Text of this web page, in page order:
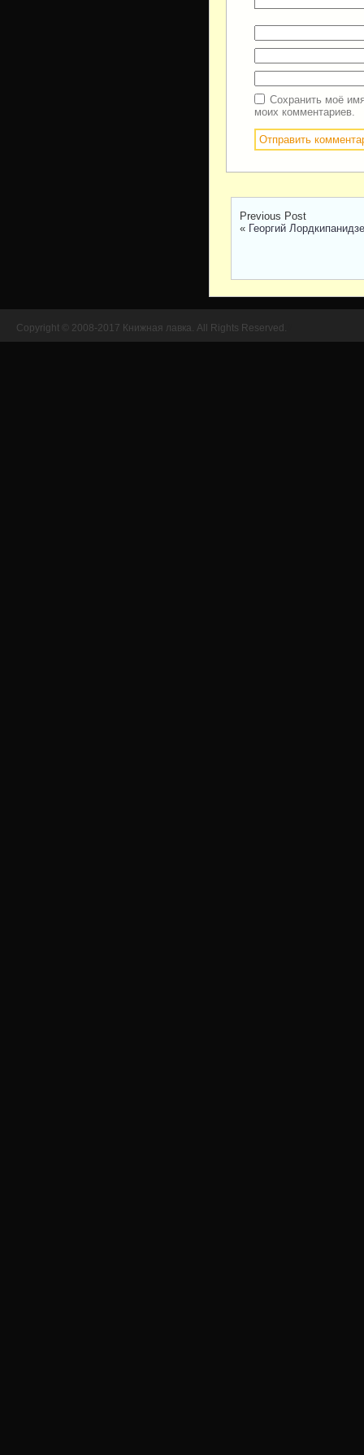
Сохранить моё
моих комментариев.
Previous Post
« Георгий
Copyright © 2008-2017 Книжная лавка. All Rights Reserved.